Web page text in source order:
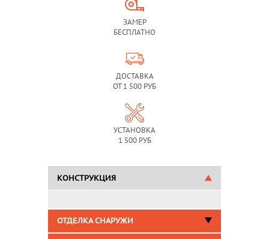
ЗАМЕР
БЕСПЛАТНО
ДОСТАВКА
ОТ 1 500 РУБ
УСТАНОВКА
1 500 РУБ
КОНСТРУКЦИЯ
ОТДЕЛКА СНАРУЖИ